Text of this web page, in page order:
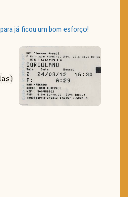
já ficou um bom esforço!